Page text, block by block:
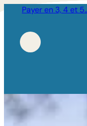
Payer en 3, 4 et